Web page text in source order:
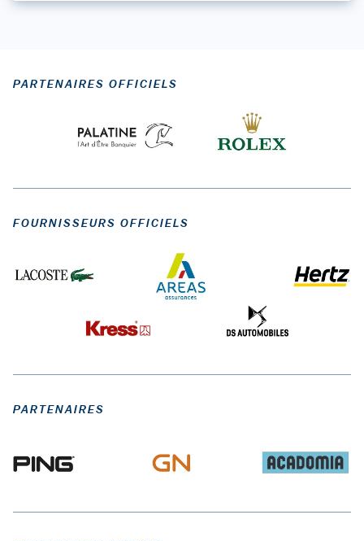
PARTENAIRES OFFICIELS
FOURNISSEURS OFFICIELS
PARTENAIRES